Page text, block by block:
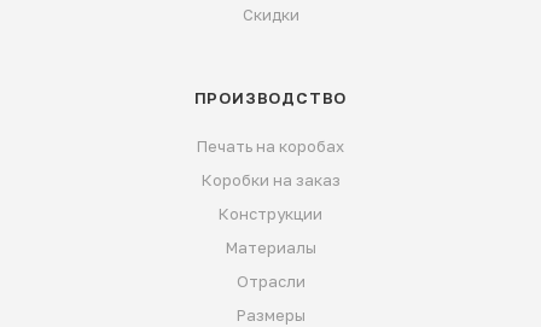
Скидки
ПРОИЗВОДСТВО
Печать на коробах
Коробки на заказ
Конструкции
Материалы
Отрасли
Размеры